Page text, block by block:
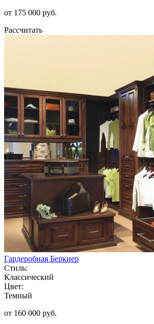
от 175 000 руб.
Рассчитать
Гардеробная Беркнер
Стиль:
Классический
Цвет:
Темный
от 160 000 руб.